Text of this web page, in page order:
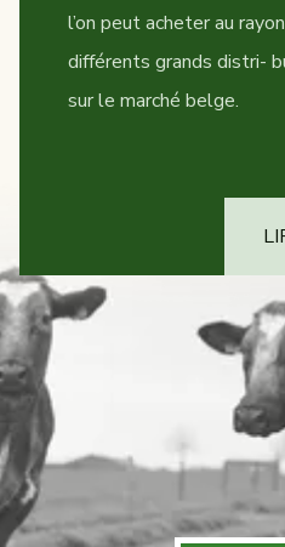
l’on peut acheter au
différents grands distri-
sur le marché belge.